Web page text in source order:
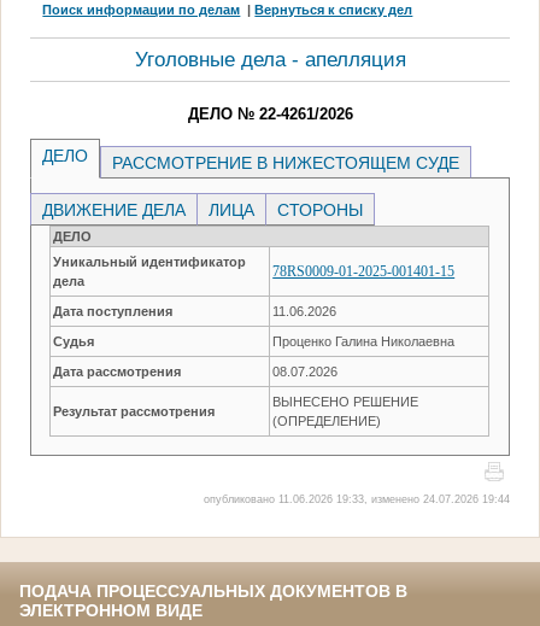
Поиск информации по делам |Вернуться к списку дел
Уголовные дела - апелляция
ДЕЛО № 22-4261/2026
ДЕЛО РАССМОТРЕНИЕ В НИЖЕСТОЯЩЕМ СУДЕ
ДВИЖЕНИЕ ДЕЛА ЛИЦА СТОРОНЫ
ДЕЛО
Уникальный идентификатор
дела
78RS0009-01-2025-001401-15
Дата поступления 11.06.2026
Судья Проценко Галина Николаевна
Дата рассмотрения 08.07.2026
Результат рассмотрения
ВЫНЕСЕНО РЕШЕНИЕ
(ОПРЕДЕЛЕНИЕ)
опубликовано 11.06.2026 19:33, изменено 24.07.2026 19:44
ПОДАЧА ПРОЦЕССУАЛЬНЫХ ДОКУМЕНТОВ В
ЭЛЕКТРОННОМ ВИДЕ